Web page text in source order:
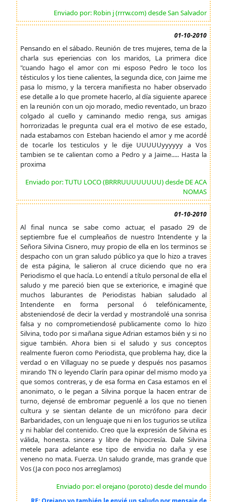
Enviado por: Robin j (rrrw.com) desde San Salvador
01-10-2010
Pensando en el sábado. Reunión de tres mujeres, tema de la
charla sus eperiencias con los maridos, La primera dice
"cuando hago el amor con mi esposo Pedro le toco los
tésticulos y los tiene calientes, la segunda dice, con Jaime me
pasa lo mismo, y la tercera manifiesta no haber observado
ese detalle a lo que promete hacerlo, al día siguiente aparece
en la reunión con un ojo morado, medio reventado, un brazo
colgado al cuello y caminando medio renga, sus amigas
horrorizadas le pregunta cual era el motivo de ese estado,
nada estabamos con Esteban haciendo el amor y me acordé
de tocarle los testiculos y le dije UUUUUyyyyyy a Vos
tambien se te calientan como a Pedro y a Jaime..... Hasta la
proxima
Enviado por: TUTU LOCO (BRRRUUUUUUUU) desde DE ACA
NOMAS
01-10-2010
Al final nunca se sabe como actuar, el pasado 29 de
septiembre fue el cumpleaños de nuestro Intendente y la
Señora Silvina Cisnero, muy propio de ella en los terminos se
despacho con un gran saludo público ya que lo hizo a traves
de esta página, le salieron al cruce diciendo que no era
Periodismo el que hacía. Lo entendí a título personal de ella el
saludo y me pareció bien que se exteriorice, e imaginé que
muchos laburantes de Periodistas habian saludado al
Intendente en forma personal ó telefónicamente,
absteniendosé de decir la verdad y mostrandolé una sonrisa
falsa y no comprometiendosé publicamente como lo hizo
Silvina, todo por si mañana sigue Adrian estamos bién y si no
sigue también. Ahora bien si el saludo y sus conceptos
realmente fueron como Periodista, que problema hay, dice la
verdad o en Villaguay no se puede y después nos pasamos
mirando TN o leyendo Clarín para opinar del mismo modo ya
que somos contreras, y de esa forma en Casa estamos en el
anonimato, o le pegan a Silvina porque la hacen entrar de
turno, dejensé de embromar peguenlé a los que no tienen
cultura y se sientan delante de un micrófono para decir
Barbaridades, con un lenguaje que ni en los tugurios se utiliza
y ni hablar del contenido. Creo que la expresión de Silvina es
válida, honesta. sincera y libre de hipocresía. Dale Silvina
metele para adelante ese tipo de envidia no daña y ese
veneno no mata. Fuerza. Un saludo grande, mas grande que
Vos (Ja con poco nos arreglamos)
Enviado por: el orejano (poroto) desde del mundo